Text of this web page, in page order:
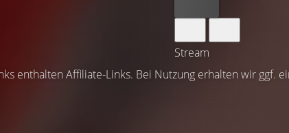
Stream
enthalten Affiliate-Links. Bei Nutzung erhalten wir ggf.